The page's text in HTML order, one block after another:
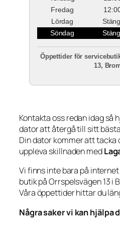
Fredag
Lördag
Söndag
Öppettider för
13,
Kontakta oss redan idag så
dator att återgå till sitt
Din dator kommer att tacka
uppleva skillnaden med
Vi finns inte bara på
butik på Orrspelsvägen 13 i
Våra öppettider hittar du
Några saker vi kan hjälpa